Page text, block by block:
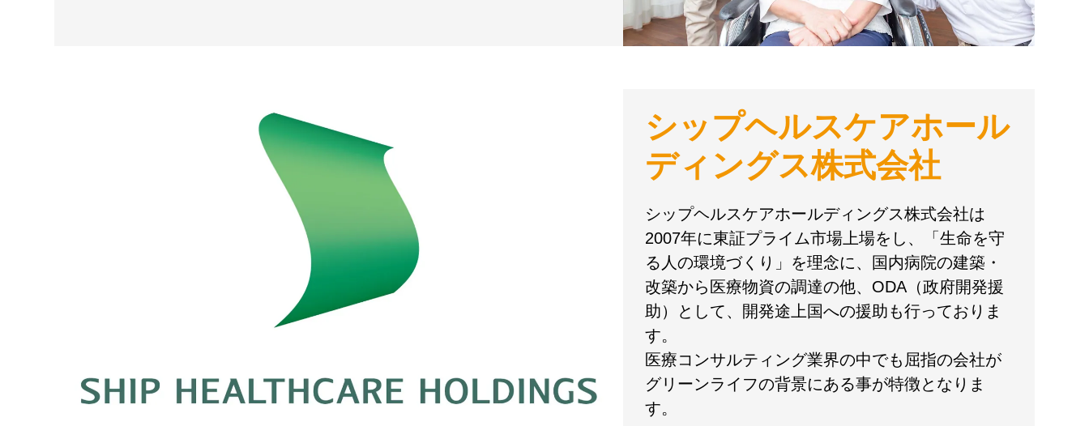
シップヘルスケアホール
ディングス株式会社
シップヘルスケアホールディングス株式会社は
2007年に東証プライム市場上場をし、「生命を守
る人の環境づくり」を理念に、国内病院の建築・
改築から医療物資の調達の他、ODA（政府開発援
助）として、開発途上国への援助も行っておりま
す。
医療コンサルティング業界の中でも屈指の会社が
グリーンライフの背景にある事が特徴となりま
す。